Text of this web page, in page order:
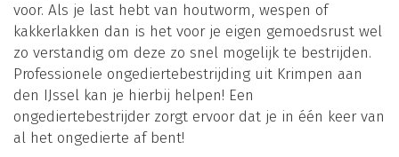
voor. Als je last hebt van houtworm, wespen of
kakkerlakken dan is het voor je eigen gemoedsrust wel
zo verstandig om deze zo snel mogelijk te bestrijden.
Professionele ongediertebestrijding uit Krimpen aan
den IJssel kan je hierbij helpen! Een
ongediertebestrijder zorgt ervoor dat je in één keer van
al het ongedierte af bent!